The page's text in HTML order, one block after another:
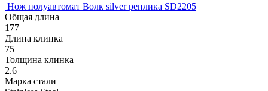
Нож полуавтомат Волк silver реплика SD2205
Общая длина
177
Длина клинка
75
Толщина клинка
2.6
Марка стали